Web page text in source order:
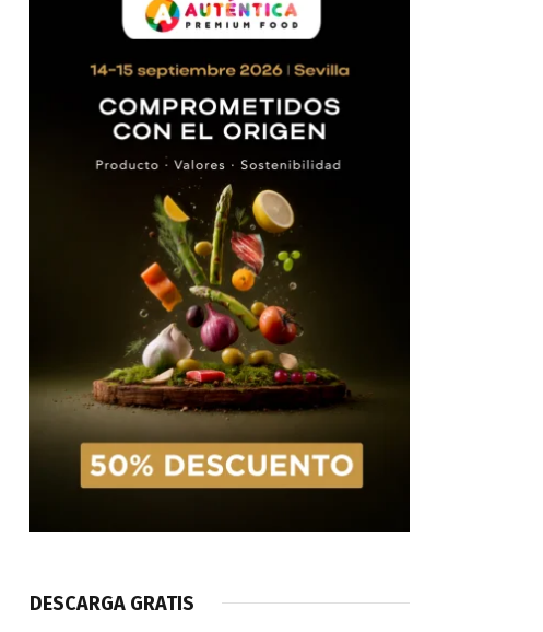
DESCARGA GRATIS